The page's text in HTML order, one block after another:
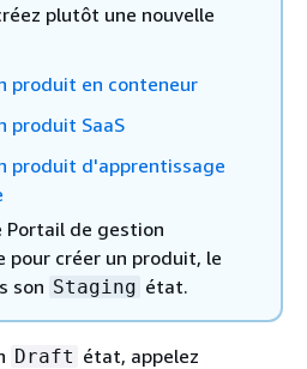
plutôt une nouvelle
produit en conteneur
produit SaaS
produit d'apprentissage
Portail de gestion
pour créer un produit, le
son Staging état.
Draft état, appelez